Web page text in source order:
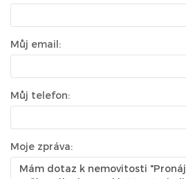
Můj email:
Můj telefon:
Moje zpráva: